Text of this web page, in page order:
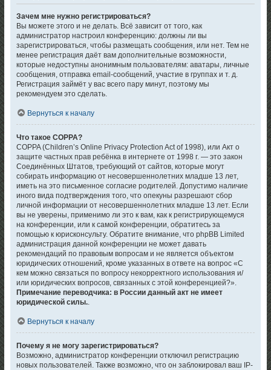
Зачем мне нужно регистрироваться?
Вы можете этого и не делать. Всё зависит от того, как
администратор настроил конференцию: должны ли вы
зарегистрироваться, чтобы размещать сообщения, или нет. Тем не
менее регистрация даёт вам дополнительные возможности,
которые недоступны анонимным пользователям: аватары, личные
сообщения, отправка email-сообщений, участие в группах и т. д.
Регистрация займёт у вас всего пару минут, поэтому мы
рекомендуем это сделать.
Вернуться к началу
Что такое COPPA?
COPPA (Children’s Online Privacy Protection Act of 1998), или Акт о
защите частных прав ребёнка в интернете от 1998 г. — это закон
Соединённых Штатов, требующий от сайтов, которые могут
собирать информацию от несовершеннолетних младше 13 лет,
иметь на это письменное согласие родителей. Допустимо наличие
иного вида подтверждения того, что опекуны разрешают сбор
личной информации от несовершеннолетних младше 13 лет. Если
вы не уверены, применимо ли это к вам, как к регистрирующемуся
на конференции, или к самой конференции, обратитесь за
помощью к юрисконсульту. Обратите внимание, что phpBB Limited
администрация данной конференции не может давать
рекомендаций по правовым вопросам и не является объектом
юридических отношений, кроме указанных в ответе на вопрос «С
кем можно связаться по вопросу некорректного использования и/
или юридических вопросов, связанных с этой конференцией?».
Примечание переводчика: в России данный акт не имеет
юридической силы..
Вернуться к началу
Почему я не могу зарегистрироваться?
Возможно, администратор конференции отключил регистрацию
новых пользователей. Также возможно, что он заблокировал ваш IP-